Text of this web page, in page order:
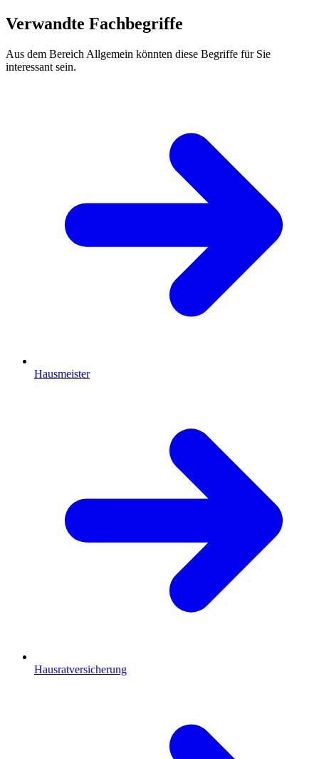
Verwandte Fachbegriffe
Aus dem Bereich Allgemein könnten diese Begriffe für Sie
interessant sein.
Hausmeister
Hausratversicherung